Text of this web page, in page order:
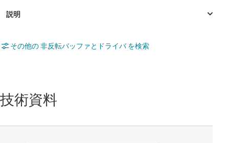
その他の 非反転バッファとドライバ を検索
技術資料